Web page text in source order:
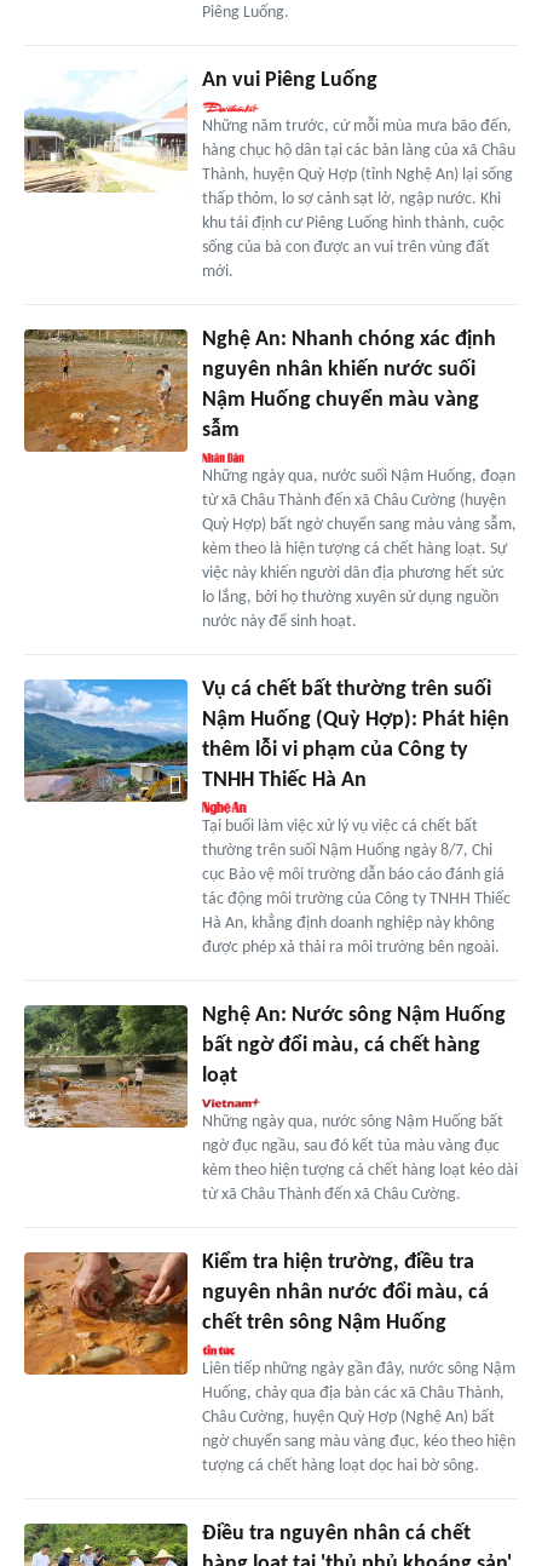
Piêng Luống.
An vui Piêng Luống
Những năm trước, cứ mỗi mùa mưa bão đến,
hàng chục hộ dân tại các bản làng của xã Châu
Thành, huyện Quỳ Hợp (tỉnh Nghệ An) lại sống
thấp thỏm, lo sợ cảnh sạt lở, ngập nước. Khi
khu tái định cư Piêng Luống hình thành, cuộc
sống của bà con được an vui trên vùng đất
mới.
Nghệ An: Nhanh chóng xác định
nguyên nhân khiến nước suối
Nậm Huống chuyển màu vàng
sẫm
Những ngày qua, nước suối Nậm Huống, đoạn
từ xã Châu Thành đến xã Châu Cường (huyện
Quỳ Hợp) bất ngờ chuyển sang màu vàng sẫm,
kèm theo là hiện tượng cá chết hàng loạt. Sự
việc này khiến người dân địa phương hết sức
lo lắng, bởi họ thường xuyên sử dụng nguồn
nước này để sinh hoạt.
Vụ cá chết bất thường trên suối
Nậm Huống (Quỳ Hợp): Phát hiện
thêm lỗi vi phạm của Công ty
TNHH Thiếc Hà An
Tại buổi làm việc xử lý vụ việc cá chết bất
thường trên suối Nậm Huống ngày 8/7, Chi
cục Bảo vệ môi trường dẫn báo cáo đánh giá
tác động môi trường của Công ty TNHH Thiếc
Hà An, khẳng định doanh nghiệp này không
được phép xả thải ra môi trường bên ngoài.
Nghệ An: Nước sông Nậm Huống
bất ngờ đổi màu, cá chết hàng
loạt
Những ngày qua, nước sông Nậm Huống bất
ngờ đục ngầu, sau đó kết tủa màu vàng đục
kèm theo hiện tượng cá chết hàng loạt kéo dài
từ xã Châu Thành đến xã Châu Cường.
Kiểm tra hiện trường, điều tra
nguyên nhân nước đổi màu, cá
chết trên sông Nậm Huống
Liên tiếp những ngày gần đây, nước sông Nậm
Huống, chảy qua địa bàn các xã Châu Thành,
Châu Cường, huyện Quỳ Hợp (Nghệ An) bất
ngờ chuyển sang màu vàng đục, kéo theo hiện
tượng cá chết hàng loạt dọc hai bờ sông.
Điều tra nguyên nhân cá chết